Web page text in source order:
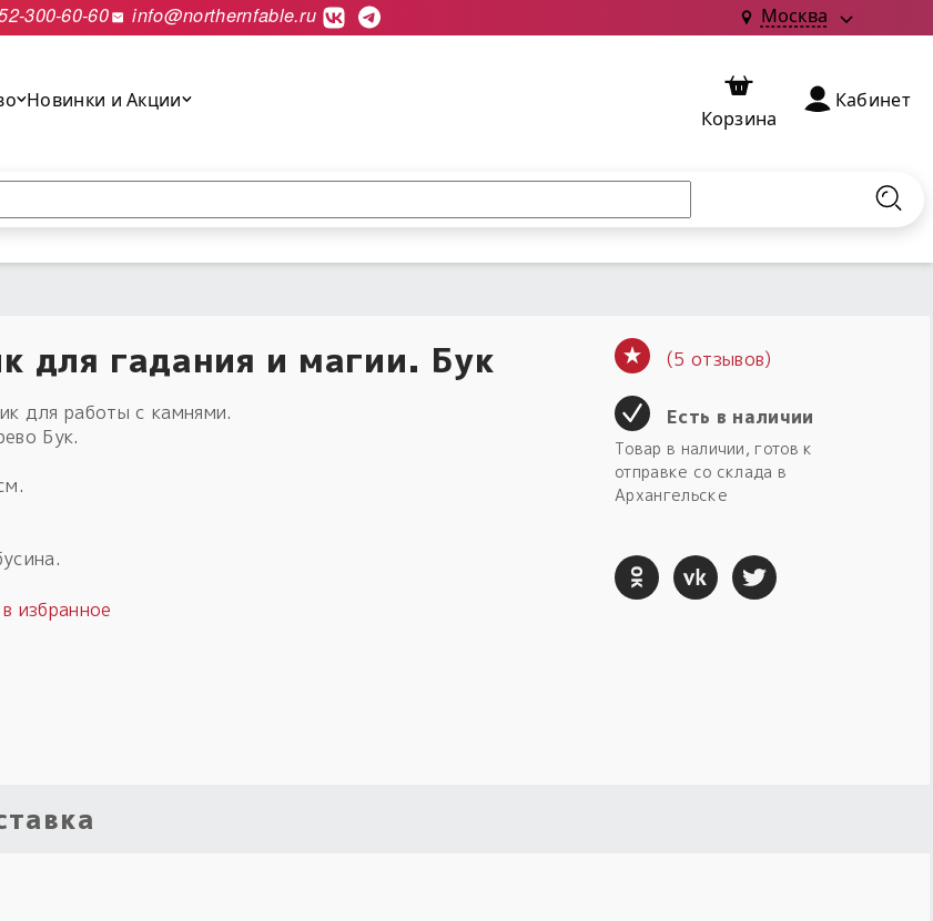
300-60-60 info@northernfable.ru Москва
Новинки и Акции
Корзина
Кабинет
для гадания и магии. Бук
для работы с камнями.
Бук.
(5 отзывов)
Есть в наличии
Товар в наличии, готов к
отправке со склада в
Архангельске